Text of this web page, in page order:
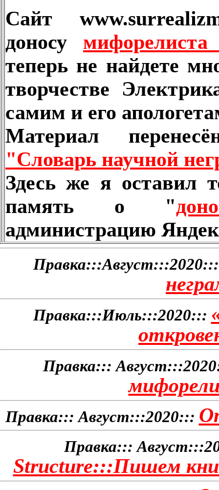
Сайт
доносу
теперь не найдете
творчестве
самим и его
Материал
"Словарь научной
Здесь же я оставил
память о "
администрацию
Правка:::Август:::2020:::
Правка:::Июль:::2020:::
Правка:::
Правка::: Август:::2020:::
Правка:::
Structure:::Пишем